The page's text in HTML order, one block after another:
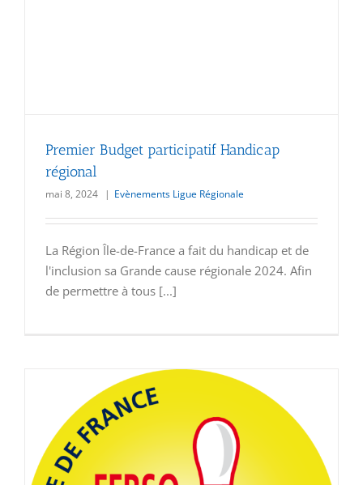
Premier Budget participatif Handicap
régional
mai 8, 2024 | Evènements Ligue Régionale
La Région Île-de-France a fait du handicap et de
l'inclusion sa Grande cause régionale 2024. Afin
de permettre à tous [...]